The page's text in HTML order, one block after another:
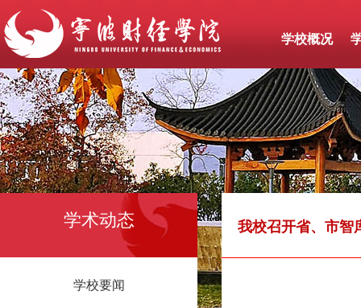
学校概况
学术动态
学校要闻
我校召开省、市智